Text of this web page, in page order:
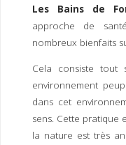
Les Bains de
approche de
nombreux bienfaits
Cela consiste tout
environnement
dans cet
sens. Cette pratique
la nature est très